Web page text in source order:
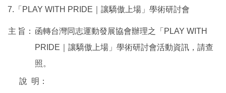
7.「PLAY WITH PRIDE｜讓驕傲上場」學術研討會
主 旨： 函轉台灣同志運動發展協會辦理之「PLAY WITH
PRIDE｜讓驕傲上場」學術研討會活動資訊，請查
照。
說 明：